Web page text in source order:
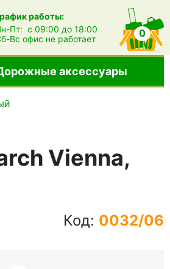
работы:
Пт:с 09:00 до 18:00
Всофис не работает 0
аксессуары
Vienna,
Код: 0032/06